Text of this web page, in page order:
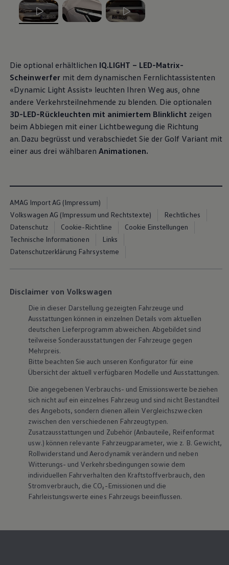
Volkswagen Blog
, 1 von 3
Die optional erhältlichen IQ.LIGHT – LED-Matrix-
Scheinwerfermit dem dynamischen Fernlichtassistenten
«Dynamic Light Assist» leuchten Ihren Weg aus, ohne
andere Verkehrsteilnehmende zu blenden. Die optionalen
3D-LED-Rückleuchten mit animiertem Blinklicht zeigen
beim Abbiegen mit einer Lichtbewegung die Richtung
an. Dazu begrüsst und verabschiedet Sie der Golf Variant mit
einer aus drei wählbaren Animationen.
AMAG Import AG (Impressum)
Volkswagen AG (Impressum und Rechtstexte)
Rechtliches
Datenschutz
Cookie-Richtline
Cookie Einstellungen
Technische Informationen
Links
Datenschutzerklärung Fahrsysteme
Disclaimer von Volkswagen
Die in dieser Darstellung gezeigten Fahrzeuge und
Ausstattungen können in einzelnen Details vom aktuellen
deutschen Lieferprogramm abweichen. Abgebildet sind
teilweise Sonderausstattungen der Fahrzeuge gegen
Mehrpreis.
Bitte beachten Sie auch unseren Konfigurator für eine
Übersicht der aktuell verfügbaren Modelle und Ausstattungen.
Die angegebenen Verbrauchs- und Emissionswerte beziehen
sich nicht auf ein einzelnes Fahrzeug und sind nicht Bestandteil
des Angebots, sondern dienen allein Vergleichszwecken
zwischen den verschiedenen Fahrzeugtypen.
Zusatzausstattungen und Zubehör (Anbauteile, Reifenformat
usw.) können relevante Fahrzeugparameter, wie z. B. Gewicht,
Rollwiderstand und Aerodynamik verändern und neben
Witterungs- und Verkehrsbedingungen sowie dem
individuellen Fahrverhalten den Kraftstoffverbrauch, den
Stromverbrauch, die CO₂-Emissionen und die
Fahrleistungswerte eines Fahrzeugs beeinflussen.